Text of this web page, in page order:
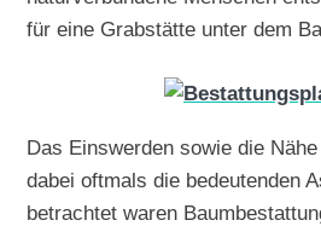
für eine Grabstätte unter dem
Das Einswerden sowie die
dabei oftmals die bedeutenden
betrachtet waren